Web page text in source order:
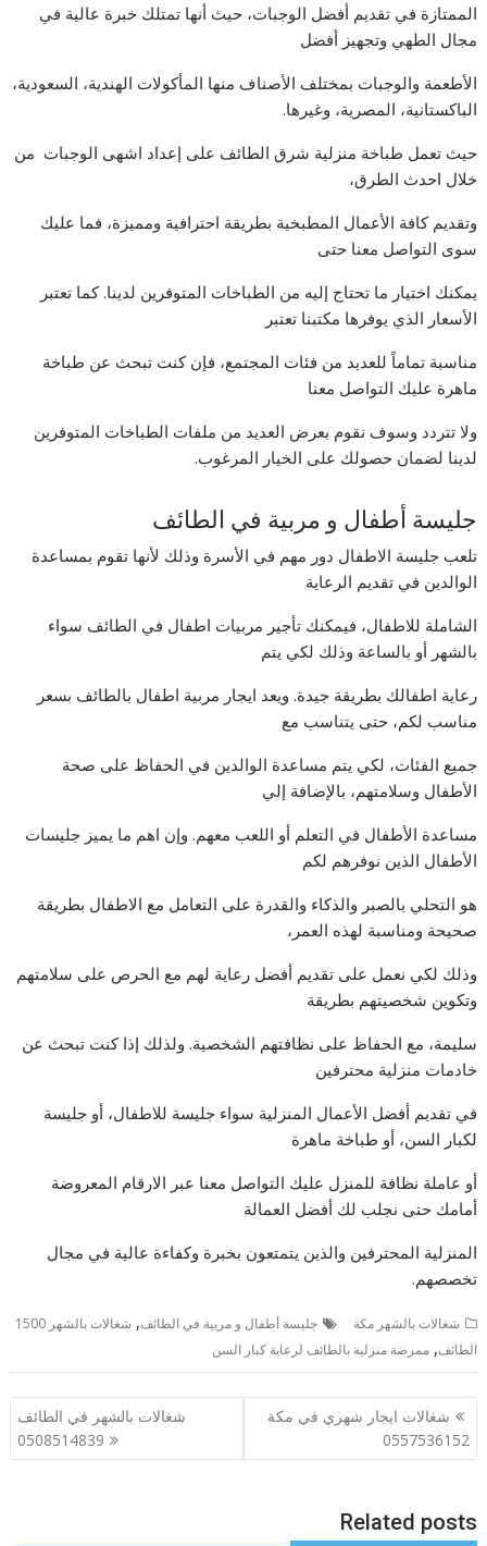
الممتازة في تقديم أفضل الوجبات، حيث أنها تمتلك خبرة عالية في
مجال الطهي وتجهيز أفضل
الأطعمة والوجبات بمختلف الأصناف منها المأكولات الهندية، السعودية،
الباكستانية، المصرية، وغيرها.
حيث تعمل طباخة منزلية شرق الطائف على إعداد اشهى الوجبات من
خلال احدث الطرق،
وتقديم كافة الأعمال المطبخية بطريقة احترافية ومميزة، فما عليك
سوى التواصل معنا حتى
يمكنك اختيار ما تحتاج إليه من الطباخات المتوفرين لدينا. كما تعتبر
الأسعار الذي يوفرها مكتبنا تعتبر
مناسبة تماماً للعديد من فئات المجتمع، فإن كنت تبحث عن طباخة
ماهرة عليك التواصل معنا
ولا تتردد وسوف نقوم بعرض العديد من ملفات الطباخات المتوفرين
لدينا لضمان حصولك على الخيار المرغوب.
جليسة أطفال و مربية في الطائف
تلعب جليسة الاطفال دور مهم في الأسرة وذلك لأنها تقوم بمساعدة
الوالدين في تقديم الرعاية
الشاملة للاطفال، فيمكنك تأجير مربيات اطفال في الطائف سواء
بالشهر أو بالساعة وذلك لكي يتم
رعاية اطفالك بطريقة جيدة. ويعد ايجار مربية اطفال بالطائف بسعر
مناسب لكم، حتى يتناسب مع
جميع الفئات، لكي يتم مساعدة الوالدين في الحفاظ على صحة
الأطفال وسلامتهم، بالإضافة إلي
مساعدة الأطفال في التعلم أو اللعب معهم. وإن اهم ما يميز جليسات
الأطفال الذين نوفرهم لكم
هو التحلي بالصبر والذكاء والقدرة على التعامل مع الاطفال بطريقة
صحيحة ومناسبة لهذه العمر،
وذلك لكي نعمل على تقديم أفضل رعاية لهم مع الحرص على سلامتهم
وتكوين شخصيتهم بطريقة
سليمة، مع الحفاظ على نظافتهم الشخصية. ولذلك إذا كنت تبحث عن
خادمات منزلية محترفين
في تقديم أفضل الأعمال المنزلية سواء جليسة للاطفال، أو جليسة
لكبار السن، أو طباخة ماهرة
أو عاملة نظافة للمنزل عليك التواصل معنا عبر الارقام المعروضة
أمامك حتى نجلب لك أفضل العمالة
المنزلية المحترفين والذين يتمتعون بخبرة وكفاءة عالية في مجال
تخصصهم.
شغالات بالشهر مكة جليسة أطفال و مربية في الطائف,
شغالات بالشهر 1500
الطائف,ممرضة منزلية بالطائف لرعاية كبار السن
تصفّح
المقالات
شغالات ايجار شهري في مكة
0557536152
شغالات بالشهر في الطائف
0508514839
Related posts